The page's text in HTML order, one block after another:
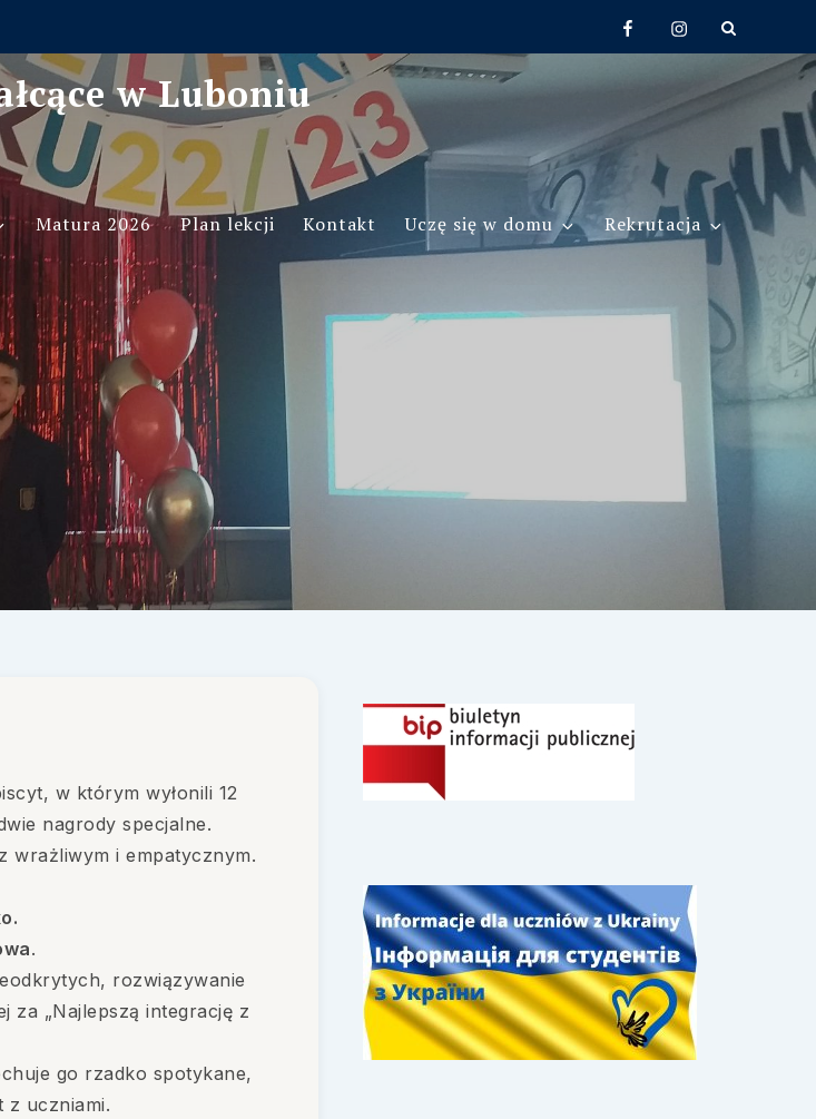
FacebookInstagram
w Luboniu
Matura 2026 Plan lekcji Kontakt Uczę się w domu Rekrutacja
w którym wyłonili 12
nagrody specjalne.
wrażliwym i empatycznym.
.
rozwiązywanie
za „Najlepszą integrację z
go rzadko spotykane,
z uczniami.